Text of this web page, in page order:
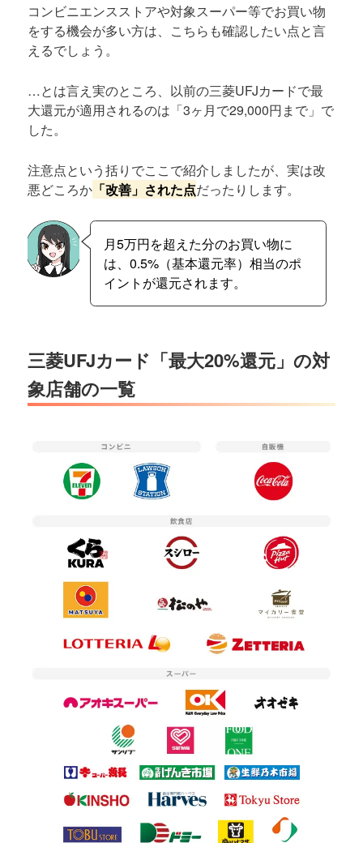
コンビニエンスストアや対象スーパー等でお買い物
をする機会が多い方は、こちらも確認したい点と言
えるでしょう。
…とは言え実のところ、以前の三菱UFJカードで最
大還元が適用されるのは「3ヶ月で29,000円まで」で
した。
注意点という括りでここで紹介しましたが、実は改
悪どころか 「改善」された点だったりします。
月5万円を超えた分のお買い物に
は、0.5%（基本還元率）相当のポ
イントが還元されます。
三菱UFJカード「最大20%還元」の対
象店舗の一覧